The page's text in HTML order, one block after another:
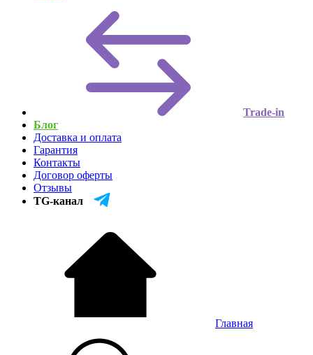
Trade-in
Блог
Доставка и оплата
Гарантия
Контакты
Договор оферты
Отзывы
TG-канал
Главная